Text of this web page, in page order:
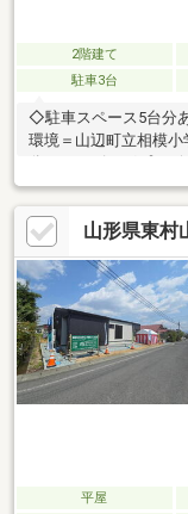
2階建て
駐車3台
◇駐車スペース5台分
環境＝山辺町立相模
ーソン山形やまのべ
相模郵便局…徒歩6分
山形県東村
平屋